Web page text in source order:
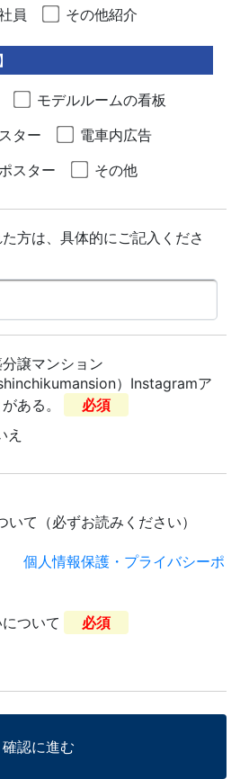
員
その他紹介
モデルルームの看板
ター
電車内広告
スター
その他
方は、具体的にご記入くださ
譲マンション
）Instagramア
ある。
必須
え
て（必ずお読みください）
個人情報保護・プライバシーポ
ついて
必須